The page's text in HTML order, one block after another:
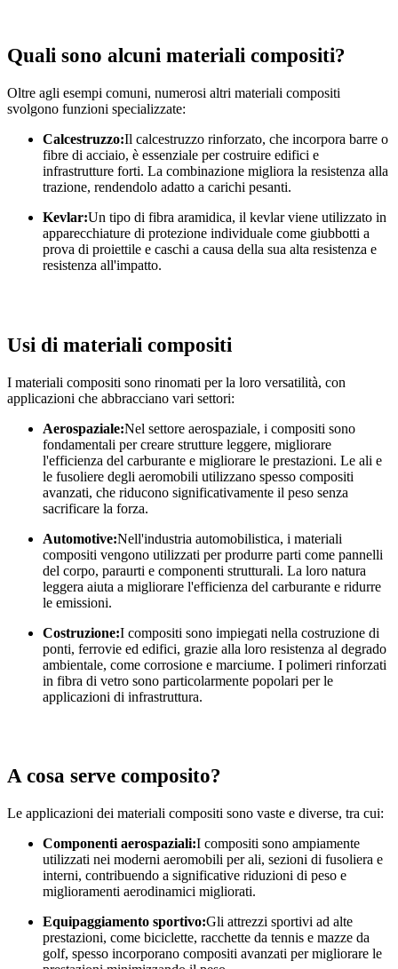
Quali sono alcuni materiali compositi?
Oltre agli esempi comuni, numerosi altri materiali compositi
svolgono funzioni specializzate:
Calcestruzzo:Il calcestruzzo rinforzato, che incorpora barre o
fibre di acciaio, è essenziale per costruire edifici e
infrastrutture forti. La combinazione migliora la resistenza alla
trazione, rendendolo adatto a carichi pesanti.
Kevlar:Un tipo di fibra aramidica, il kevlar viene utilizzato in
apparecchiature di protezione individuale come giubbotti a
prova di proiettile e caschi a causa della sua alta resistenza e
resistenza all'impatto.
Usi di materiali compositi
I materiali compositi sono rinomati per la loro versatilità, con
applicazioni che abbracciano vari settori:
Aerospaziale:Nel settore aerospaziale, i compositi sono
fondamentali per creare strutture leggere, migliorare
l'efficienza del carburante e migliorare le prestazioni. Le ali e
le fusoliere degli aeromobili utilizzano spesso compositi
avanzati, che riducono significativamente il peso senza
sacrificare la forza.
Automotive:Nell'industria automobilistica, i materiali
compositi vengono utilizzati per produrre parti come pannelli
del corpo, paraurti e componenti strutturali. La loro natura
leggera aiuta a migliorare l'efficienza del carburante e ridurre
le emissioni.
Costruzione:I compositi sono impiegati nella costruzione di
ponti, ferrovie ed edifici, grazie alla loro resistenza al degrado
ambientale, come corrosione e marciume. I polimeri rinforzati
in fibra di vetro sono particolarmente popolari per le
applicazioni di infrastruttura.
A cosa serve composito?
Le applicazioni dei materiali compositi sono vaste e diverse, tra cui:
Componenti aerospaziali:I compositi sono ampiamente
utilizzati nei moderni aeromobili per ali, sezioni di fusoliera e
interni, contribuendo a significative riduzioni di peso e
miglioramenti aerodinamici migliorati.
Equipaggiamento sportivo:Gli attrezzi sportivi ad alte
prestazioni, come biciclette, racchette da tennis e mazze da
golf, spesso incorporano compositi avanzati per migliorare le